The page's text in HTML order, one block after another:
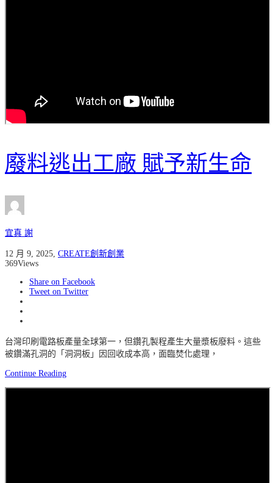
廢料逃出工廠 賦予新生命
宜真 謝
12 月 9, 2025, CREATE創新創業
369Views
Share on Facebook
Tweet on Twitter
台灣印刷電路板產量全球第一，但鑽孔製程產生大量漿板廢料。這些
被鑽滿孔洞的「洞洞板」因回收成本高，面臨焚化處理，
Continue Reading